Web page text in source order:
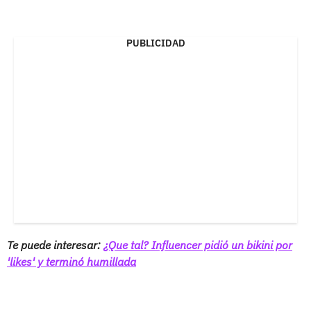
PUBLICIDAD
Te puede interesar: ¿Que tal? Influencer pidió un bikini por
'likes' y terminó humillada